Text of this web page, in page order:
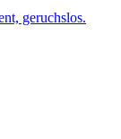
geruchslos.